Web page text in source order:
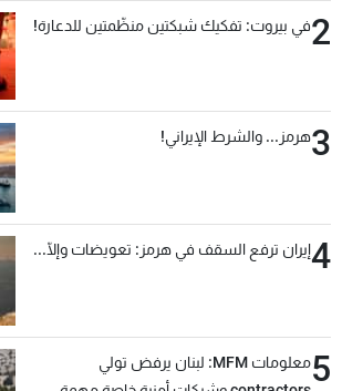
2في بيروت: تفكيك شبكتين منظّمتين للدعارة!
3هرمز... والشرط الإيراني!
4إيران ترفع السقف في هرمز: تعويضات وإلّا...
5
معلومات MFM: لبنان يرفض تولي
عن MTV
الإنـتـاج
وظائف
شروط الإسـتخدام
سياسة الخصوصية